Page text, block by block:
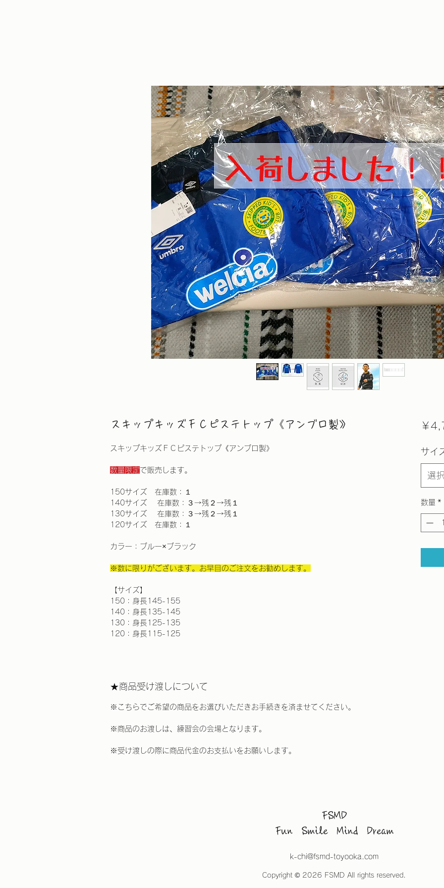
スキップキッズＦＣピステトップ《アンブロ製》
スキップキッズＦＣピステトップ《アンブロ製》
数量限定で販売します。
150サイズ　在庫数：１
140サイズ 　在庫数：３→残２→残１
130サイズ 　在庫数：３→残２→残１
120サイズ　在庫数：１
カラー：ブルー×ブラック
※数に限りがございます。お早目のご注文をお勧めします。
【サイズ】
150：身長145-155
140：身長135-145
130：身長125-135
120：身長115-125
★商品受け渡しについて
※こちらでご希望の商品をお選びいただきお手続きを済ませてください。
※商品のお渡しは 練習会の会場となります。
※受け渡しの際に商品代金のお支払いをお願いします。
￥
サイ
選択
数量 *
FSMD
Fun Smile Mind Dream
k-chi@fsmd-toyooka.com
Copyright © 2026 FSMD All rights reserved.